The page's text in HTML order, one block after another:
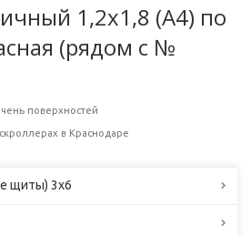
1,2х1,8 (А4) по
(рядом с №
поверхностей
в Краснодаре
щиты) 3х6